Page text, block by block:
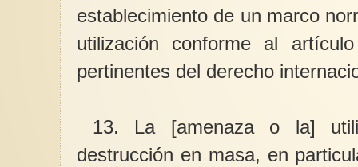
establecimiento de un marco
utilización conforme al
pertinentes del derecho
13. La [amenaza o la]
destrucción en masa, en